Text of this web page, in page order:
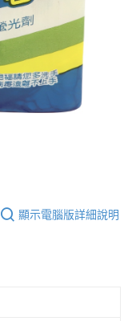
享後付」服務完成之交
易相關給付款項請求債
人之同意方可使用
度並採取法律行動。
顯示電腦版詳細說明